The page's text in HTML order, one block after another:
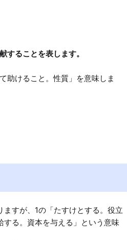
助けること。性質」を意味しま
すが、1の「たすけとする。役立
る。資本を与える」という意味